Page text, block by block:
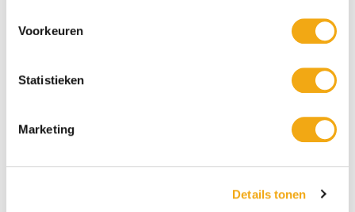
Voorkeuren
Statistieken
Marketing
Details tonen